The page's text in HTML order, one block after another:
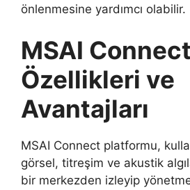
önlenmesine yardımcı olabilir.
MSAI
Özellikleri ve
Avantajları
MSAI Connect platformu,
görsel, titreşim ve akustik
bir merkezden izleyip